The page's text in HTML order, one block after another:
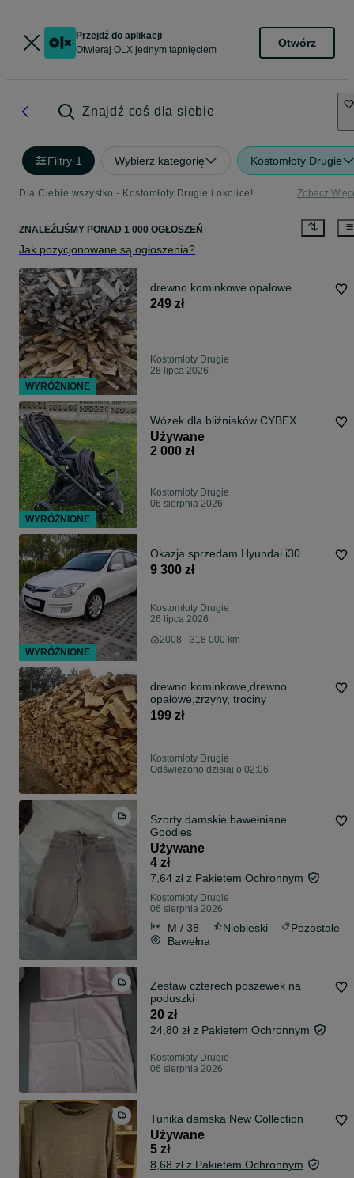
Przejdź do aplikacji
Otwieraj OLX jednym tapnięciem
Otwórz
Znajdź coś dla siebie
Filtry·1 Wybierz kategorię Kostomłoty Drugie
Dla Ciebie wszystko - Kostomłoty Drugie i okolice! Zobacz
ZNALEŹLIŚMY PONAD 1 000 OGŁOSZEŃ
Jak pozycjonowane są ogłoszenia?
drewno kominkowe opałowe
249 zł
Kostomłoty Drugie
28 lipca 2026
Wózek dla bliźniaków CYBEX
Używane
2 000 zł
Kostomłoty Drugie
06 sierpnia 2026
Okazja sprzedam Hyundai i30
9 300 zł
Kostomłoty Drugie
26 lipca 2026
2008 - 318 000 km
drewno kominkowe,drewno
opałowe,zrzyny, trociny
199 zł
Kostomłoty Drugie
Odświeżono dzisiaj o 02:06
Szorty damskie bawełniane
Goodies
Używane
4 zł
7,64 zł z Pakietem Ochronnym
Kostomłoty Drugie
06 sierpnia 2026
M / 38 Niebieski
Pozostałe
Bawełna
Zestaw czterech poszewek na
poduszki
20 zł
24,80 zł z Pakietem Ochronnym
Kostomłoty Drugie
06 sierpnia 2026
Tunika damska New Collection
Używane
5 zł
8,68 zł z Pakietem Ochronnym
WYRÓŻNIONE
WYRÓŻNIONE
WYRÓŻNIONE